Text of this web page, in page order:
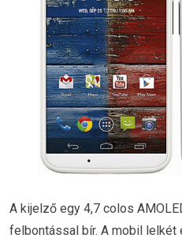
A kijelző egy 4,7 colos
felbontással bír. A mobil lelkét